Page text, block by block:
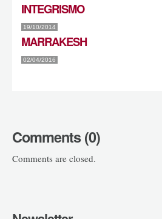
INTEGRISMO
19/10/2014
MARRAKESH
02/04/2016
Comments (0)
Comments are closed.